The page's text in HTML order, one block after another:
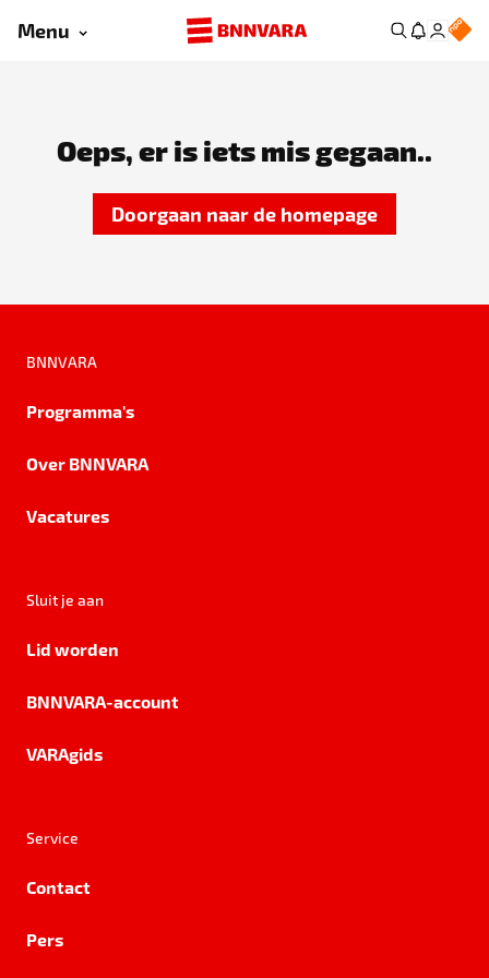
Menu
Oeps, er is iets mis gegaan..
Doorgaan naar de homepage
BNNVARA
Programma's
Over BNNVARA
Vacatures
Sluit je aan
Lid worden
BNNVARA-account
VARAgids
Service
Contact
Pers